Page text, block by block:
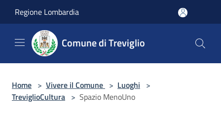
Regione Lombardia
Comune di Treviglio
Home > Vivere il Comune > Luoghi >
TreviglioCultura > Spazio MenoUno